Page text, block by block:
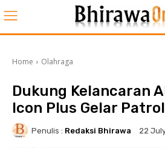
Home Olahraga
Dukung Kelancaran
Icon Plus Gelar
Penulis : Redaksi Bhirawa 22